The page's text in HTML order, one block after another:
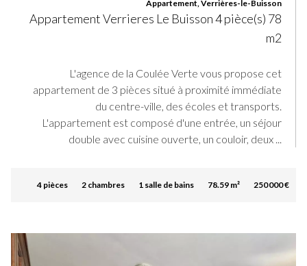
Appartement, Verrières-le-Buisson
Appartement Verrieres Le Buisson 4 pièce(s) 78
m2
L'agence de la Coulée Verte vous propose cet
appartement de 3 pièces situé à proximité immédiate
du centre-ville, des écoles et transports.
L'appartement est composé d'une entrée, un séjour
double avec cuisine ouverte, un couloir, deux ...
4 pièces 2 chambres 1 salle de bains 78.59 m² 250 000 €